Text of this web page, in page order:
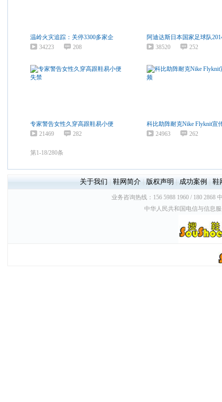
温岭火灾追踪：关停3300多家企
34223
208
阿迪达斯日本国家足球队
38520
252
专家警告女性久穿高跟鞋易小便
21469
282
科比助阵耐克Nike Flyknit宣
24963
262
第1-18/280条
关于我们 鞋网简介| 版权声明 成功案例 鞋
业务咨询热线：156 5988 1960 / 180 2868
中华人民共和国电信与信息